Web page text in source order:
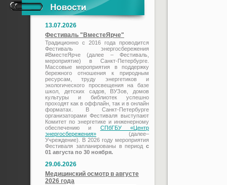
13.07.2026
Фестиваль "ВместеЯрче"
Традиционно с 2016 года проводится
Фестиваль энергосбережения
#ВместеЯрче (далее – Фестиваль,
мероприятие) в Санкт-Петербурге.
Массовые мероприятия в поддержку
бережного отношения к природным
ресурсам, труду энергетиков и
экологического просвещения на базе
школ, детских садов, ВУЗов, домов
культуры и библиотек успешно
проходят как в оффлайн, так и в онлайн
форматах. В Санкт-Петербурге
организаторами Фестиваля выступают
Комитет по энергетике и инженерному
обеспечению и СПбГБУ «Центр
энергосбережения» (далее–
Учреждение). В 2026 году мероприятия
Фестиваля запланированы в период с
01 августа по 30 ноября.
29.06.2026
Медицинский осмотр в августе
2026 года